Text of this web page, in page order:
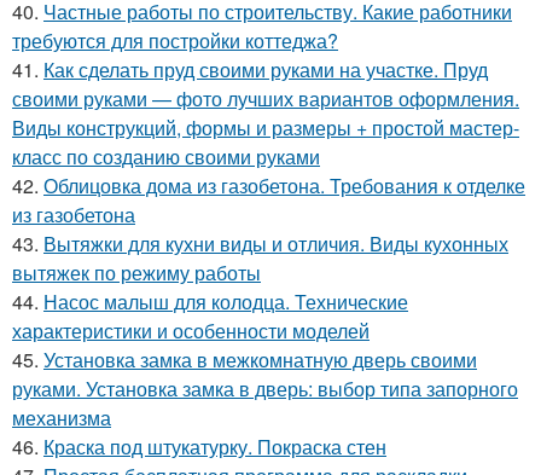
40. Частные работы по строительству. Какие работники
требуются для постройки коттеджа?
41. Как сделать пруд своими руками на участке. Пруд
своими руками — фото лучших вариантов оформления.
Виды конструкций, формы и размеры + простой мастер-
класс по созданию своими руками
42. Облицовка дома из газобетона. Требования к отделке
из газобетона
43. Вытяжки для кухни виды и отличия. Виды кухонных
вытяжек по режиму работы
44. Насос малыш для колодца. Технические
характеристики и особенности моделей
45. Установка замка в межкомнатную дверь своими
руками. Установка замка в дверь: выбор типа запорного
механизма
46. Краска под штукатурку. Покраска стен